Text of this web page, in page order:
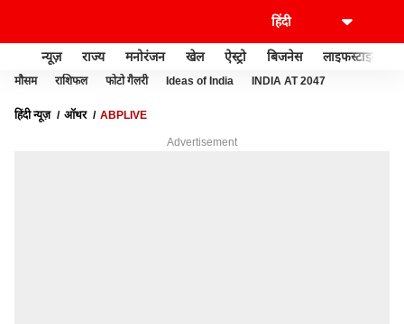
न्यूज़ राज्य मनोरंजन खेल ऐस्ट्रो बिजनेस लाइफस्टाइल
मौसम राशिफल फोटो गैलरी Ideas of India INDIA AT 2047
हिंदी न्यूज़ ऑथर ABPLIVE
Advertisement